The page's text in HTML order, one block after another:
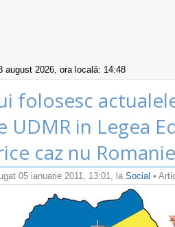
august 2026, ora locală: 14:48
folosesc
UDMR in Legea
caz nu
05 ianuarie 2011, 13:01, la Social •